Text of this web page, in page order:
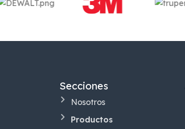
Secciones
Nosotros
Productos